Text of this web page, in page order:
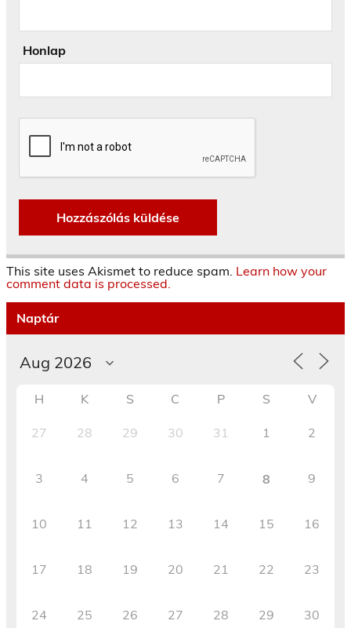
Honlap
This site uses Akismet to reduce spam. Learn how your
comment data is processed.
Naptár
H K S C P S V
27 28 29 30 31 1 2
3 4 5 6 7 8 9
10 11 12 13 14 15 16
17 18 19 20 21 22 23
24 25 26 27 28 29 30